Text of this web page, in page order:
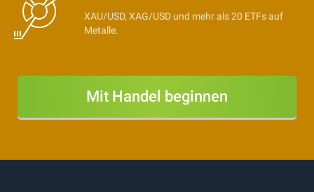
XAU/USD, XAG/USD und mehr als 20 ETFs auf
Metalle.
Mit Handel beginnen